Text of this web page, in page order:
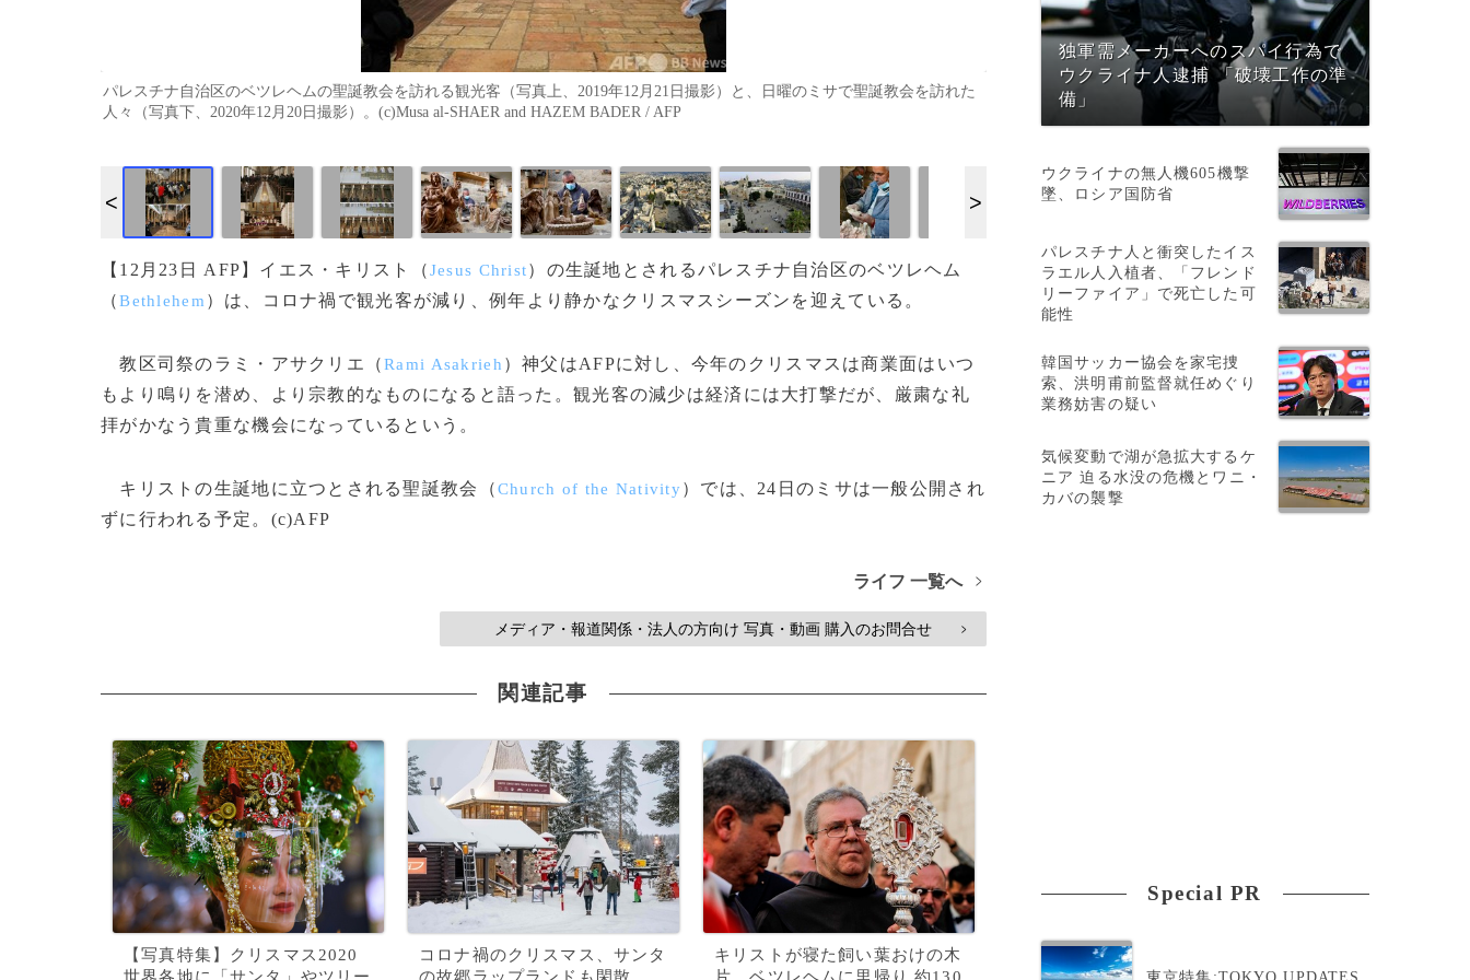
パレスチナ自治区のベツレヘムの聖誕教会を訪れる観光客（写真上、2019年12月21日撮影）と、日曜のミサで聖誕教会を訪れた
人々（写真下、2020年12月20日撮影）。(c)Musa al-SHAER and HAZEM BADER / AFP
【12月23日 AFP】イエス・キリスト（Jesus Christ）の生誕地とされるパレスチナ自治区のベツレヘム
（Bethlehem ）は、コロナ禍で観光客が減り、例年より静かなクリスマスシーズンを迎えている。
教区司祭のラミ・アサクリエ（Rami Asakrieh ）神父はAFPに対し、今年のクリスマスは商業面はいつ
もより鳴りを潜め、より宗教的なものになると語った。観光客の減少は経済には大打撃だが、厳粛な礼
拝がかなう貴重な機会になっているという。
キリストの生誕地に立つとされる聖誕教会（Church of the Nativity）では、24日のミサは一般公開され
ずに行われる予定。(c)AFP
ライフ 一覧へ >
メディア・報道関係・法人の方向け 写真・動画 購入のお問合せ >
関連記事
【写真特集】クリスマス2020
コロナ禍のクリスマス、サンタ
キリストが寝た飼い葉おけの木
独軍需メーカーへのスパイ行為で
ウクライナ人逮捕 「破壊工作の準
備」
ウクライナの無人機605機撃
墜、ロシア国防省
パレスチナ人と衝突したイス
ラエル人入植者、「フレンド
リーファイア」で死亡した可
能性
韓国サッカー協会を家宅捜
索、洪明甫前監督就任めぐり
業務妨害の疑い
気候変動で湖が急拡大するケ
ニア 迫る水没の危機とワニ・
カバの襲撃
Special PR
東京特集:TOKYO UPDATES